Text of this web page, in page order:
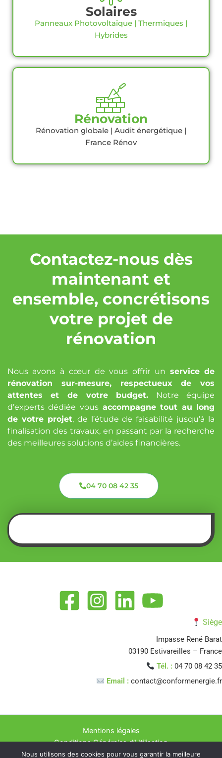
Solaires
Panneaux Photovoltaïque | Thermiques |
Hybrides
Rénovation
Rénovation globale | Audit énergétique |
France Rénov
Contactez-nous dès
maintenant et
ensemble, concrétisons
votre projet de
rénovation
Nous avons à cœur de vous offrir un service de
rénovation sur-mesure, respectueux de vos
attentes et de votre budget. Notre équipe
d’experts dédiée vous accompagne tout au long
de votre projet, de l’étude de faisabilité jusqu’à la
finalisation des travaux, en passant par la recherche
des meilleures solutions d’aides financières.
04 70 08 42 35
Siège
Impasse René Barat
03190 Estivareilles – France
Tél. : 04 70 08 42 35
Email : contact@conformenergie.fr
Mentions légales
Conditions Générales d’Utilisation
Politique de confidentialité
Nous utilisons des cookies pour vous garantir la meilleure